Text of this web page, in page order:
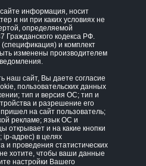
информация, носит
и ни при каких условиях не
определяемой
Гражданского кодекса РФ.
и комплект
изменены производителем
наш сайт, Вы даете согласие
пользовательских данных
тип и версия ОС; тип и
и разрешение его
пришел на сайт пользователь;
рекламе; язык ОС и
открывает и на какие кнопки
ip-адрес) в целях
и проведения статистических
хотите, чтобы ваши данные
настройки Вашего